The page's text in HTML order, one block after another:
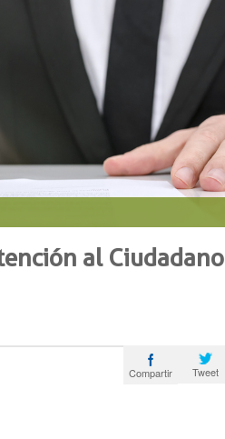
al Ciudadano
Tweet
Compartir